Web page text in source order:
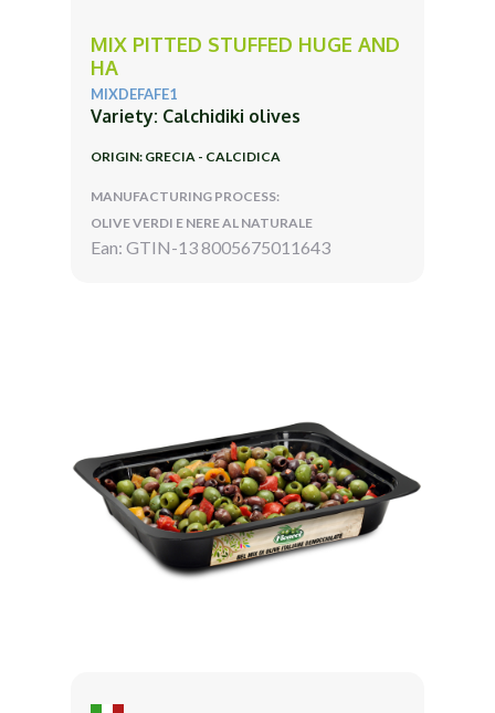
MIX PITTED STUFFED HUGE AND
HA
MIXDEFAFE1
Variety: Calchidiki olives
ORIGIN: GRECIA - CALCIDICA
MANUFACTURING PROCESS:
OLIVE VERDI E NERE AL NATURALE
Ean: GTIN-13 8005675011643